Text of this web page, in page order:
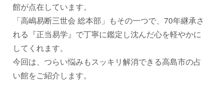
館が点在しています。
「高嶋易断三世会 総本部」もその一つで、70年継承さ
れる『正当易学』で丁寧に鑑定し沈んだ心を軽やかに
してくれます。
今回は、つらい悩みもスッキリ解消できる高島市の占
い館をご紹介します。